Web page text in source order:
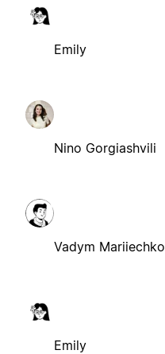
Emily
Nino Gorgiashvili
Vadym Mariiechko
Emily